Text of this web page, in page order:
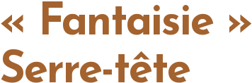
« Fantaisie »
Serre-tête